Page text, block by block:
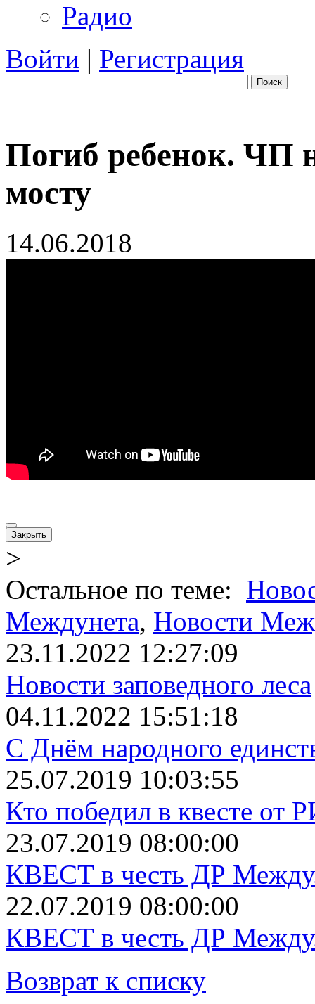
Радио
Войти | Регистрация
Поиск
Погиб ребенок. ЧП
мосту
14.06.2018
Закрыть
>
Остальное по теме:
Междунета, Новости
23.11.2022 12:27:09
Новости заповедного леса
04.11.2022 15:51:18
С Днём народного
25.07.2019 10:03:55
Кто победил в квесте от
23.07.2019 08:00:00
КВЕСТ в честь ДР
22.07.2019 08:00:00
КВЕСТ в честь ДР
Возврат к списку